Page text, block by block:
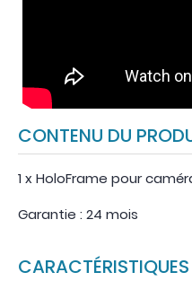
CONTENU DU
1 x HoloFrame pour
Garantie : 24 mois
CARACTÉRISTIQUES